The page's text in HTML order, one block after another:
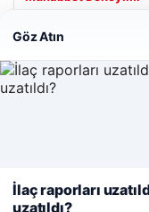
Son Eklenen
Web sitemizi nasıl
kullanıyoruz.Çerez
Göz Atın
İlaç raporları
uzatıldı?